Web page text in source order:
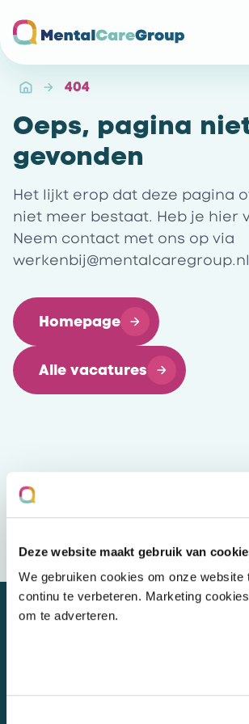
Deze website maakt gebruik van
We gebruiken cookies om onze website
continu te verbeteren. Marketing
om te adverteren.
404
Oeps, pagina
gevonden
Het lijkt erop dat deze pagina
niet meer bestaat. Heb je hier
Neem contact met ons op via
werkenbij@mentalcaregroup.nl
Homepage
Alle vacatures